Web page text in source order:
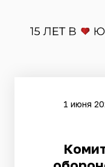
1 июня